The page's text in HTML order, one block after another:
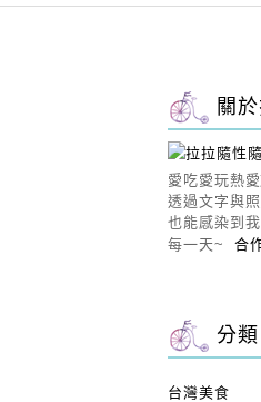
關
愛吃愛玩熱
透過文字與
也能感染到
每一天~合
分類
台灣美食